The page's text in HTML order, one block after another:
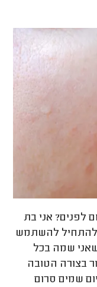
לפנים? אני בת
להתחיל להשתמש
שאני שמה בכל
בצורה הטובה
שמים סרום